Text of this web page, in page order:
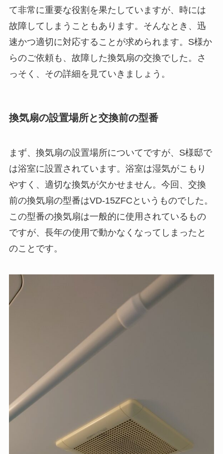
て非常に重要な役割を果たしていますが、時には
故障してしまうこともあります。そんなとき、迅
速かつ適切に対応することが求められます。S様か
らのご依頼も、故障した換気扇の交換でした。さ
っそく、その詳細を見ていきましょう。
換気扇の設置場所と交換前の型番
まず、換気扇の設置場所についてですが、S様邸で
は浴室に設置されています。浴室は湿気がこもり
やすく、適切な換気が欠かせません。今回、交換
前の換気扇の型番はVD-15ZFCというものでした。
この型番の換気扇は一般的に使用されているもの
ですが、長年の使用で動かなくなってしまったと
のことです。